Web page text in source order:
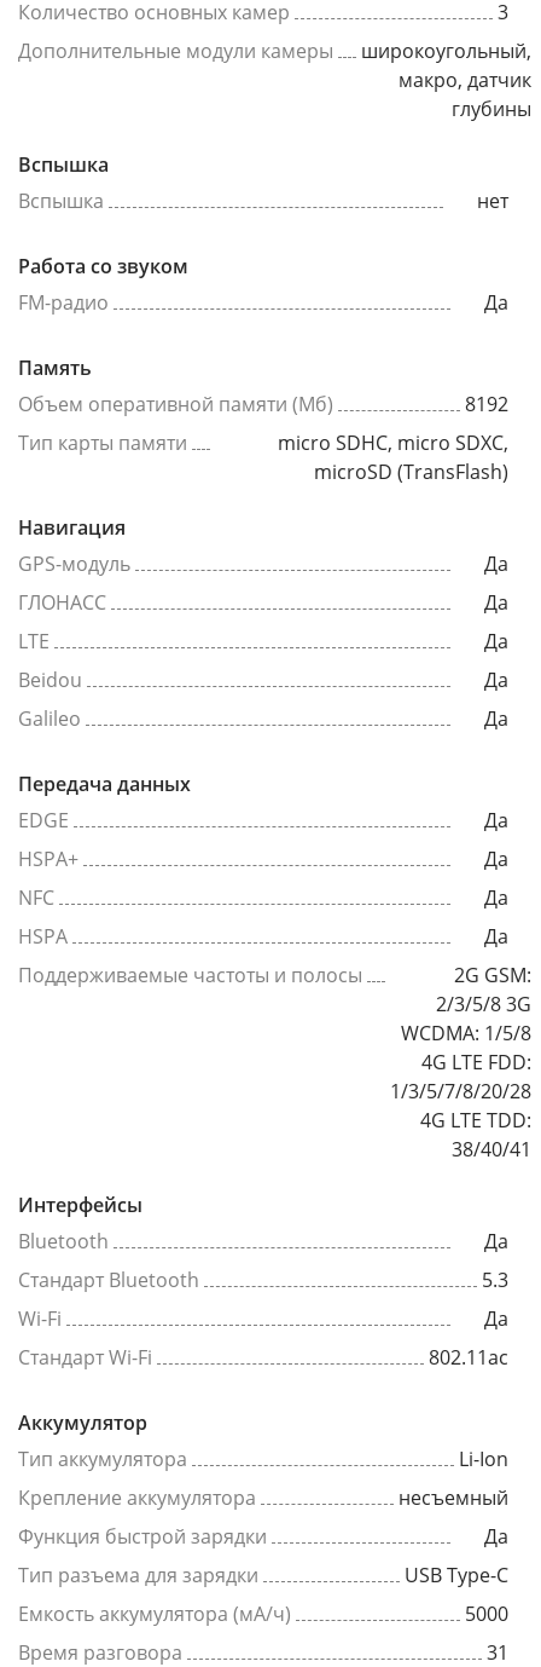
Количество основных камер
3
Дополнительные модули камеры
широкоугольный,
макро, датчик
глубины
Вспышка
Вспышка
нет
Работа со звуком
FM-радио
Да
Память
Объем оперативной памяти (Мб)
8192
Тип карты памяти
micro SDHC, micro SDXC,
microSD (TransFlash)
Навигация
GPS-модуль
Да
ГЛОНАСС
Да
LTE
Да
Beidou
Да
Galileo
Да
Передача данных
EDGE
Да
HSPA+
Да
NFC
Да
HSPA
Да
Поддерживаемые частоты и полосы
2G GSM:
2/3/5/8 3G
WCDMA: 1/5/8
4G LTE FDD:
1/3/5/7/8/20/28
4G LTE TDD:
38/40/41
Интерфейсы
Bluetooth
Да
Стандарт Bluetooth
5.3
Wi-Fi
Да
Стандарт Wi-Fi
802.11ac
Аккумулятор
Тип аккумулятора
Li-Ion
Крепление аккумулятора
несъемный
Функция быстрой зарядки
Да
Тип разъема для зарядки
USB Type-C
Емкость аккумулятора (мА/ч)
5000
Время разговора
31